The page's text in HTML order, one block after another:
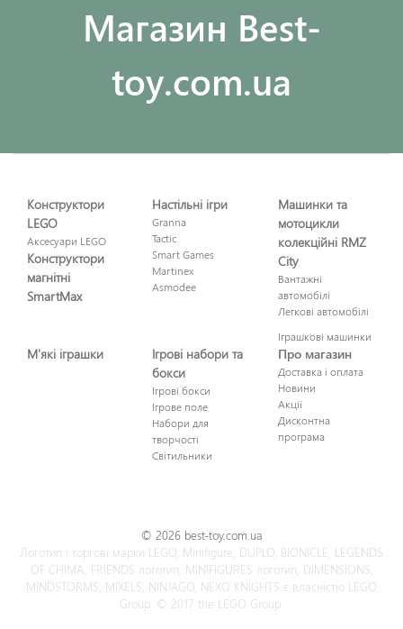
Maгазин Best-
toy.com.ua
Конструктори
LEGO
Аксесуари LEGO
Конструктори
магнітні
SmartMax
Настільні ігри
Granna
Tactic
Smart Games
Martinex
Asmodee
Машинки та
мотоцикли
колекційні RMZ
City
Вантажні
автомобілі
Легкові автомобілі
Іграшкові машинки
М'які іграшки
Ігрові набори та
бокси
Ігрові бокси
Ігрове поле
Набори для
творчості
Світильники
Про магазин
Доставка і оплата
Новини
Акції
Дисконтна
програма
© 2026 best-toy.com.ua
Логотип і торгові марки LEGO, Minifigure, DUPLO, BIONICLE, LEGENDS
OF CHIMA, FRIENDS логотип, MINIFIGURES логотип, DIMENSIONS,
MINDSTORMS, MIXELS, NINJAGO, NEXO KNIGHTS є власністю LEGO
Group. © 2017 the LEGO Group.